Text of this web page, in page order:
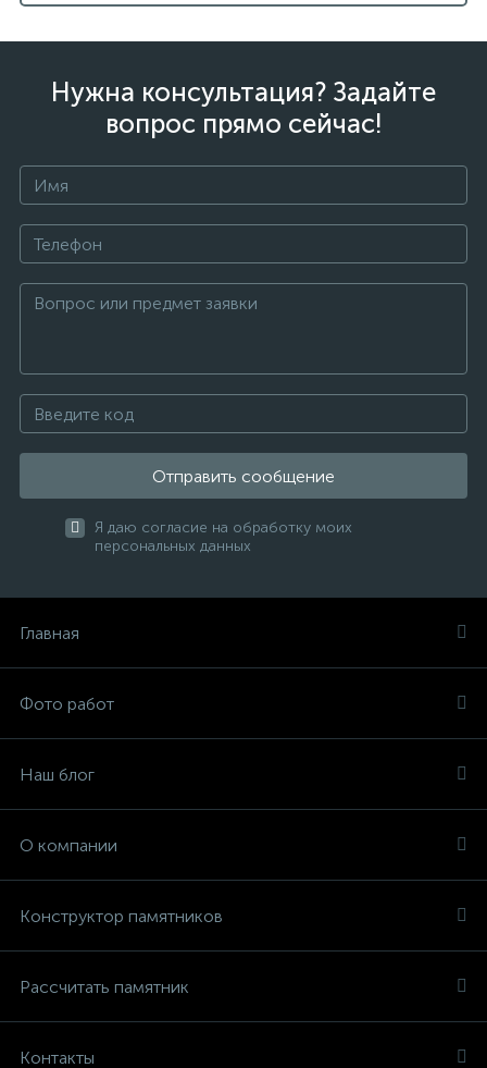
Нужна консультация? Задайте
вопрос прямо сейчас!
Отправить сообщение
Я даю согласие на обработку моих
персональных данных
Главная
Фото работ
Наш блог
О компании
Конструктор памятников
Рассчитать памятник
Контакты